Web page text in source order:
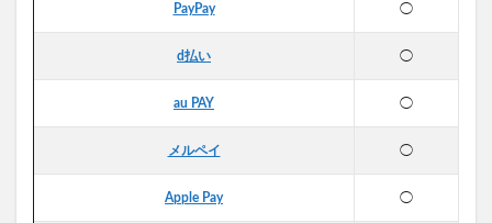
PayPay ◯
d払い ◯
au PAY ◯
メルペイ ◯
Apple Pay ◯